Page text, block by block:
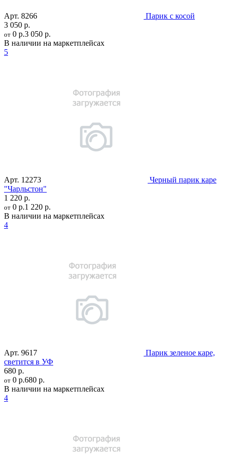
Арт. 8266
Парик с косой
3 050 р.
от 0 р.3 050 р.
В наличии на маркетплейсах
5
Арт. 12273
Черный парик каре
"Чарльстон"
1 220 р.
от 0 р.1 220 р.
В наличии на маркетплейсах
4
Арт. 9617
Парик зеленое каре,
светится в УФ
680 р.
от 0 р.680 р.
В наличии на маркетплейсах
4